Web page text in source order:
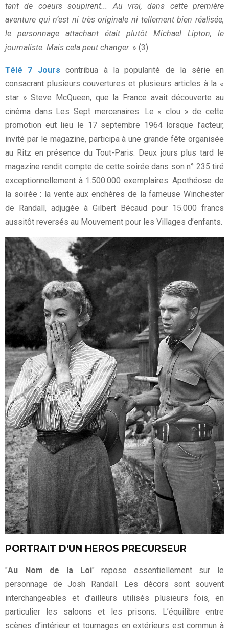
tant de coeurs soupirent... Au vrai, dans cette première
aventure qui n’est ni très originale ni tellement bien réalisée,
le personnage attachant était plutôt Michael Lipton, le
journaliste. Mais cela peut changer. » (3)
Télé 7 Jours contribua à la popularité de la série en
consacrant plusieurs couvertures et plusieurs articles à la «
star » Steve McQueen, que la France avait découverte au
cinéma dans Les Sept mercenaires. Le « clou » de cette
promotion eut lieu le 17 septembre 1964 lorsque l’acteur,
invité par le magazine, participa à une grande fête organisée
au Ritz en présence du Tout-Paris. Deux jours plus tard le
magazine rendit compte de cette soirée dans son n° 235 tiré
exceptionnellement à 1.500.000 exemplaires. Apothéose de
la soirée : la vente aux enchères de la fameuse Winchester
de Randall, adjugée à Gilbert Bécaud pour 15.000 francs
aussitôt reversés au Mouvement pour les Villages d’enfants.
PORTRAIT D'UN HEROS PRECURSEUR
"Au Nom de la Loi" repose essentiellement sur le
personnage de Josh Randall. Les décors sont souvent
interchangeables et d’ailleurs utilisés plusieurs fois, en
particulier les saloons et les prisons. L’équilibre entre
scènes d’intérieur et tournages en extérieurs est commun à